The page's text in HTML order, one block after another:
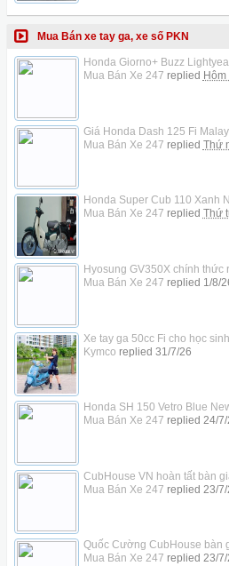
Mua Bán xe tay ga, xe số PKN
Honda Giorno+ Buzz
Mua Bán Xe 247 replied Hôm
Giá Honda Dash 125 Fi
Mua Bán Xe 247 replied Thứ
Honda Super Cub 110 Xanh
Mua Bán Xe 247 replied Thứ
Hyosung GV350X chính thức
Mua Bán Xe 247 replied 1/8/
Xe tay ga 50cc Fi cho học sinh
Kymco replied 31/7/26
Honda SH 150 Vetro Blue
Mua Bán Xe 247 replied 24/7/
CubHouse VN hoàn tất bàn
Mua Bán Xe 247 replied 23/7/
Quốc Cường CubHouse bàn
Mua Bán Xe 247 replied 23/7/